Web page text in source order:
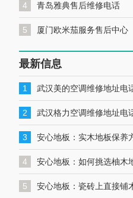
4 青岛雅典售后维修电话
5 厦门欧米茄服务售后中心
最新信息
1 武汉美的空调维修地址电
一键联系解决您的美的空
2 武汉格力空调维修地址电
一键联系解决您的格力空
3 安心地板：实木地板保养
4 安心地板：如何挑选柚木
5 安心地板：瓷砖上直接铺